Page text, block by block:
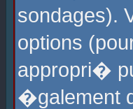
sondages).
options
appropri�
�galement